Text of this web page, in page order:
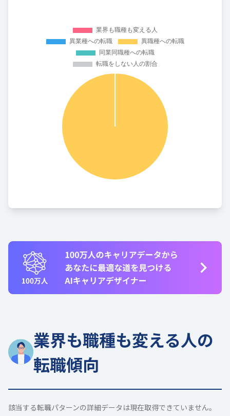
業界も職種も変える人の
転職傾向
該当する転職パターンの詳細データは現在取得できていません。